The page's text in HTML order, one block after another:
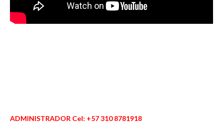
ADMINISTRADOR Cel: +57 310 8781918